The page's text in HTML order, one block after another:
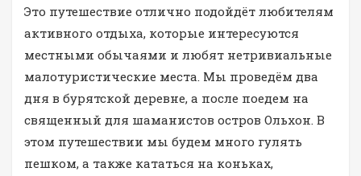
Это путешествие отлично подойдёт любителям
активного отдыха, которые интересуются
местными обычаями и любят нетривиальные
малотуристические места. Мы проведём два
дня в бурятской деревне, а после поедем на
священный для шаманистов остров Ольхон. В
этом путешествии мы будем много гулять
пешком, а также кататься на коньках,